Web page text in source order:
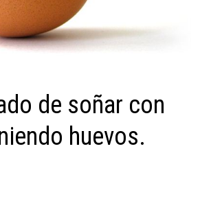
de soñar con
huevos.